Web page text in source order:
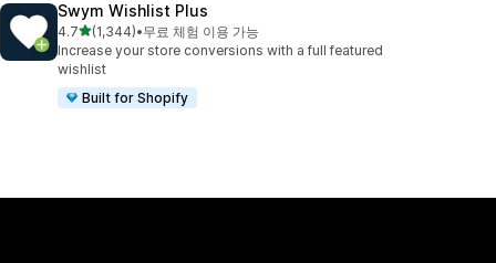
Swym Wishlist Plus
4.7별 5개 중
(1,344)
총 리뷰 1344개
•무료 체험 이용 가능
Increase your store conversions with a full featured
wishlist
Built for Shopify